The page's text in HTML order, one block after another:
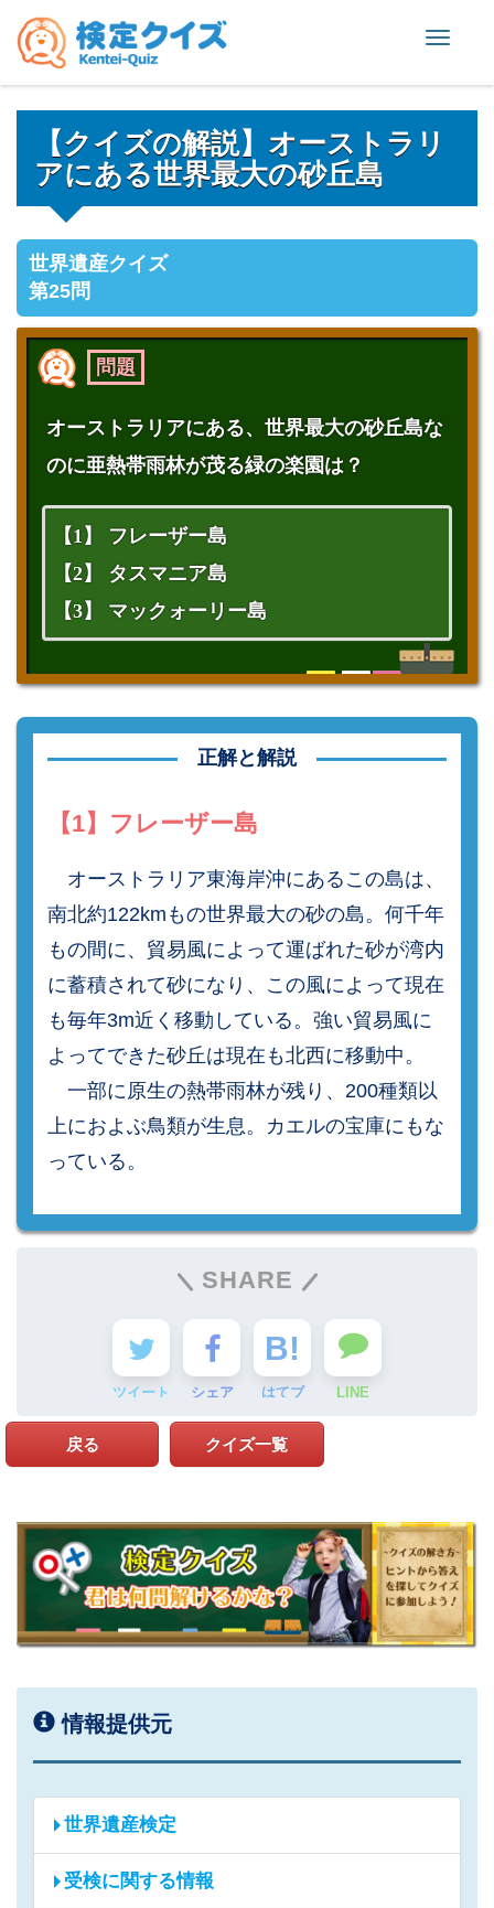
Toggle
【クイズの解説】オーストラリ
アにある世界最大の砂丘島
世界遺産クイズ
第25問
問題
オーストラリアにある、世界最大の砂丘島な
のに亜熱帯雨林が茂る緑の楽園は？
【1】 フレーザー島
【2】 タスマニア島
【3】 マックォーリー島
正解と解説
【1】フレーザー島
オーストラリア東海岸沖にあるこの島は、
南北約122kmもの世界最大の砂の島。何千年
もの間に、貿易風によって運ばれた砂が湾内
に蓄積されて砂になり、この風によって現在
も毎年3m近く移動している。強い貿易風に
よってできた砂丘は現在も北西に移動中。
一部に原生の熱帯雨林が残り、200種類以
上におよぶ鳥類が生息。カエルの宝庫にもな
っている。
SHARE
ツイート シェア はてブ LINE
戻る クイズ一覧
情報提供元
世界遺産検定
受検に関する情報